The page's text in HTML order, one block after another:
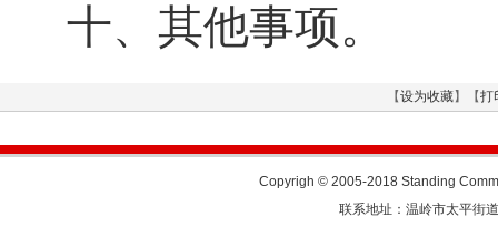
十、其他事项。
【设为收藏】【打
Copyrigh © 2005-2018 Standing
联系地址：温岭市太平